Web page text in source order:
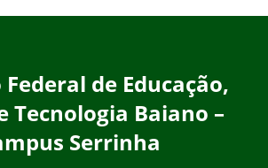
de Educação,
Tecnologia Baiano –
Serrinha